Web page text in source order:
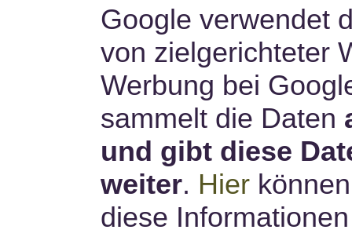
Google verwendet
von zielgerichteter
Werbung bei
sammelt die Daten
und gibt diese
weiter. Hier
diese